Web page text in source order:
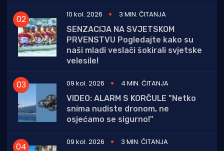
10 kol. 2026
3 MIN. ČITANJA
SENZACIJA NA SVJETSKOM
PRVENSTVU Pogledajte kako su
naši mladi veslači šokirali svjetske
velesile!
09 kol. 2026
4 MIN. ČITANJA
VIDEO: ALARM S KORČULE "Netko
snima nudiste dronom, ne
osjećamo se sigurno!"
09 kol. 2026
3 MIN. ČITANJA